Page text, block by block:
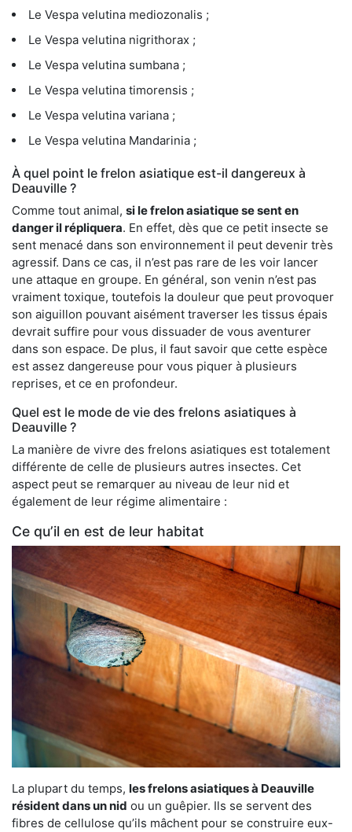
Le Vespa velutina mediozonalis ;
Le Vespa velutina nigrithorax ;
Le Vespa velutina sumbana ;
Le Vespa velutina timorensis ;
Le Vespa velutina variana ;
Le Vespa velutina Mandarinia ;
À quel point le frelon asiatique est-il dangereux à
Deauville ?
Comme tout animal, si le frelon asiatique se sent en
danger il répliquera. En effet, dès que ce petit insecte se
sent menacé dans son environnement il peut devenir très
agressif. Dans ce cas, il n’est pas rare de les voir lancer
une attaque en groupe. En général, son venin n’est pas
vraiment toxique, toutefois la douleur que peut provoquer
son aiguillon pouvant aisément traverser les tissus épais
devrait suffire pour vous dissuader de vous aventurer
dans son espace. De plus, il faut savoir que cette espèce
est assez dangereuse pour vous piquer à plusieurs
reprises, et ce en profondeur.
Quel est le mode de vie des frelons asiatiques à
Deauville ?
La manière de vivre des frelons asiatiques est totalement
différente de celle de plusieurs autres insectes. Cet
aspect peut se remarquer au niveau de leur nid et
également de leur régime alimentaire :
Ce qu’il en est de leur habitat
La plupart du temps, les frelons asiatiques à Deauville
résident dans un nid ou un guêpier. Ils se servent des
fibres de cellulose qu’ils mâchent pour se construire eux-